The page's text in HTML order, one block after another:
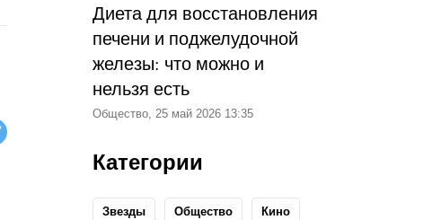
Диета для восстановления
печени и поджелудочной
железы: что можно и
нельзя есть
Общество, 25 май 2026 13:35
Категории
Звезды Общество Кино